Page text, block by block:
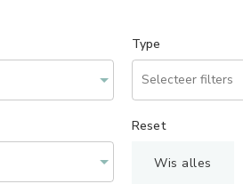
Type
Reset
Wis alles